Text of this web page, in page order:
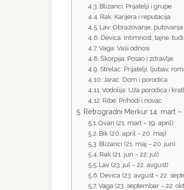
Blizanci: Prijatelji i grupe
Rak: Karijera i reputacija
Lav: Obrazovanje,
Devica: Intimnost, tajne,
Vaga: Vaši odnosi
Škorpija: Posao i zdravlje
Strelac: Prijatelji, ljubav,
Jarac: Dom i porodica
Vodolija: Uža porodica i
Ribe: Prihodi i novac
Retrogradni Merkur 14. mart
Ovan (21. mart – 19. april)
Bik (20. april – 20. maj)
Blizanci (21. maj – 20. jun)
Rak (21. jun – 22. jul)
Lav (23. jul – 22. avgust)
Devica (23. avgust – 22.
Vaga (23. septembar – 22.